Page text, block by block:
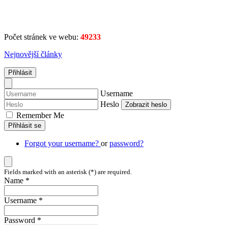
Počet stránek ve webu: 49233
Nejnovější články
Přihlásit
Username
Heslo
Zobrazit heslo
Remember Me
Přihlásit se
Forgot your username? orpassword?
Fields marked with an asterisk (*) are required.
Name *
Username *
Password *